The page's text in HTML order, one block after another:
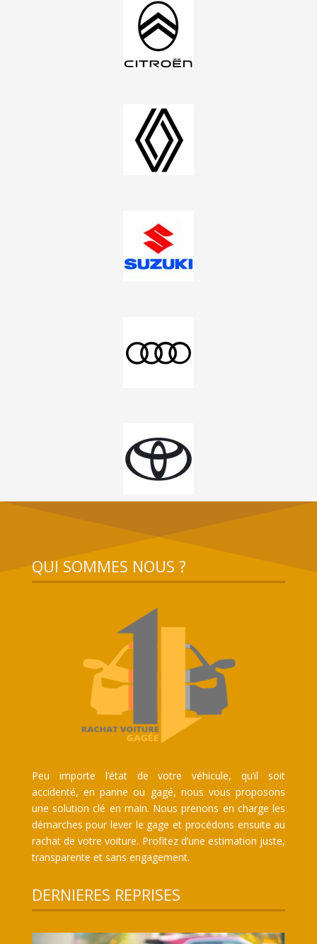
QUI SOMMES NOUS ?
Peu importe l’état de votre véhicule, qu’il soit
accidenté, en panne ou gagé, nous vous proposons
une solution clé en main. Nous prenons en charge les
démarches pour lever le gage et procédons ensuite au
rachat de votre voiture. Profitez d’une estimation juste,
transparente et sans engagement.
DERNIERES REPRISES